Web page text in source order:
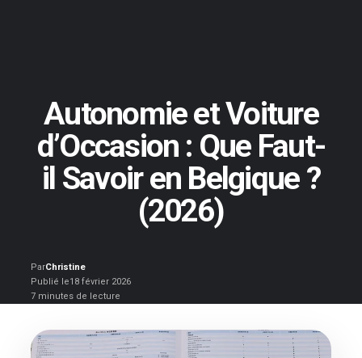
Autonomie et Voiture
d’Occasion : Que Faut-
il Savoir en Belgique ?
(2026)
ParChristine
Publié le18 février 2026
7 minutes de lecture